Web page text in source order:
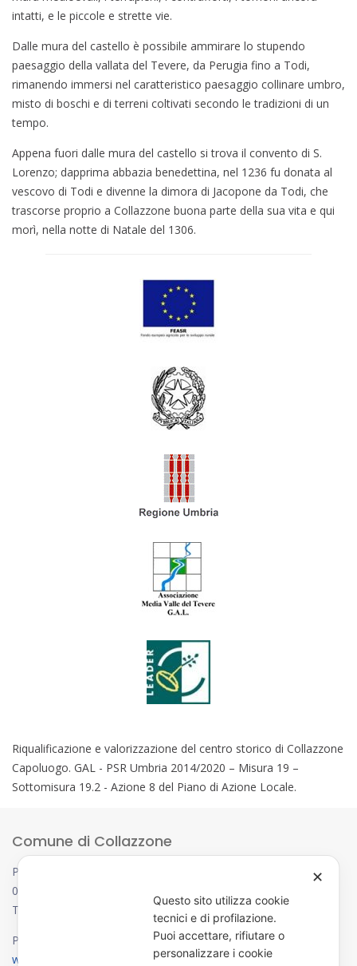
intatti, e le piccole e strette vie.
Dalle mura del castello è possibile ammirare lo stupendo
paesaggio della vallata del Tevere, da Perugia fino a Todi,
rimanendo immersi nel caratteristico paesaggio collinare umbro,
misto di boschi e di terreni coltivati secondo le tradizioni di un
tempo.
Appena fuori dalle mura del castello si trova il convento di S.
Lorenzo; dapprima abbazia benedettina, nel 1236 fu donata al
vescovo di Todi e divenne la dimora di Jacopone da Todi, che
trascorse proprio a Collazzone buona parte della sua vita e qui
morì, nella notte di Natale del 1306.
Riqualificazione e valorizzazione del centro storico di Collazzone
Capoluogo. GAL - PSR Umbria 2014/2020 – Misura 19 –
Sottomisura 19.2 - Azione 8 del Piano di Azione Locale.
Comune di Collazzone
Piazza Jacopone, 6
06050 Collazzone (PG)
Tel. 075 8781700
P. IVA e C.F. 00449760545
www.comune.collazzone.pg.it
✕
Questo sito utilizza cookie
tecnici e di profilazione.
Puoi accettare, rifiutare o
personalizzare i cookie